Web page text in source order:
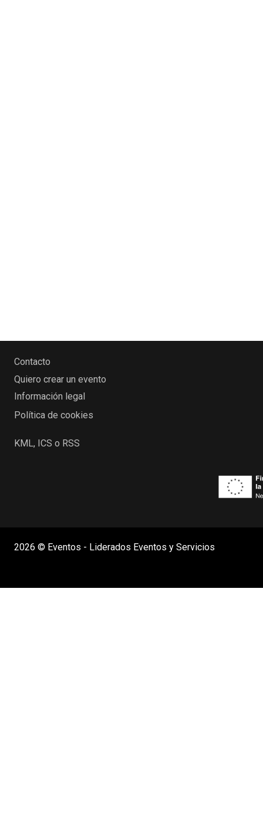
Contacto
Quiero crear un evento
Información legal
Política de cookies
KML, ICS o RSS
2026 © Eventos - Liderados Eventos y Servicios